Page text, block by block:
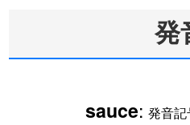
発
sauce: 発音記